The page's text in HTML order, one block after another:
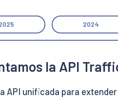
2024
la API
API unificada para